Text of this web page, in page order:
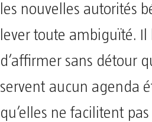
les nouvelles autorités
lever toute ambiguïté.
d’affirmer sans détour
servent aucun agenda
qu’elles ne facilitent